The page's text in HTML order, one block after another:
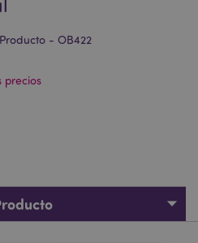
- OB422
precios